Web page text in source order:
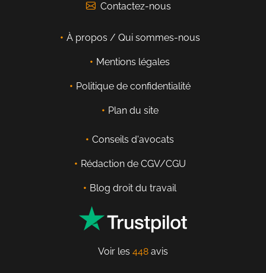
Contactez-nous
À propos / Qui sommes-nous
Mentions légales
Politique de confidentialité
Plan du site
Conseils d'avocats
Rédaction de CGV/CGU
Blog droit du travail
Voir les 448 avis